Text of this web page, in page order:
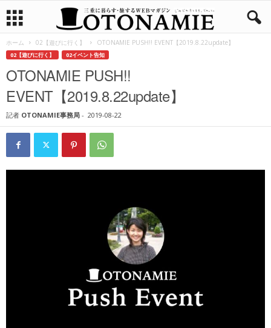
ホーム 02【遊びに行く】 OTONAMIE PUSH!! EVENT【2019.8.22update】
02【遊びに行く】 02イベント告知
OTONAMIE PUSH!!
EVENT【2019.8.22update】
記者 OTONAMIE事務局 - 2019-08-22